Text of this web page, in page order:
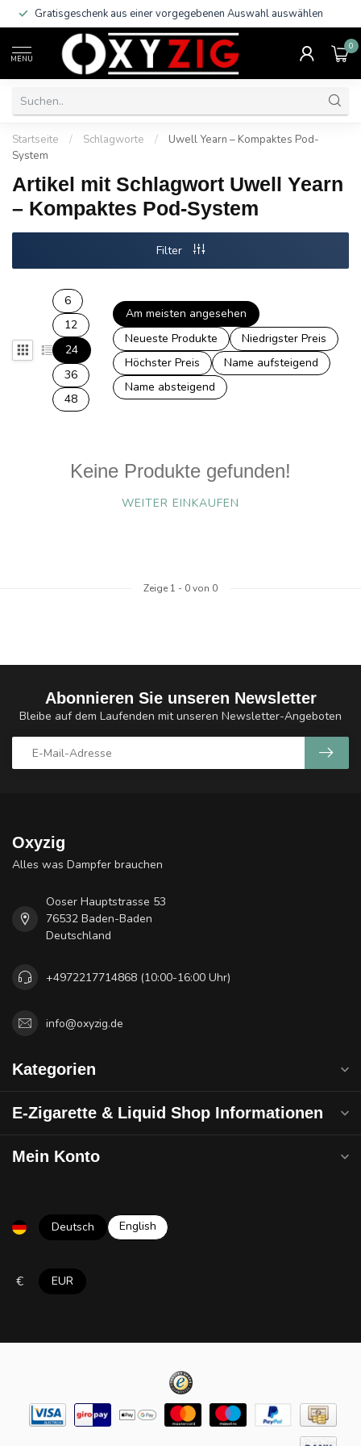
Gratisgeschenk aus einer vorgegebenen Auswahl auswählen
MENU
0
Startseite / Schlagworte /
Uwell Yearn – Kompaktes Pod-
System
Artikel mit Schlagwort Uwell Yearn
– Kompaktes Pod-System
Filter
6
12
24
36
48
Am meisten angesehen
Neueste Produkte
Niedrigster Preis
Höchster Preis
Name aufsteigend
Name absteigend
Keine Produkte gefunden!
WEITER EINKAUFEN
Zeige 1 - 0von 0
Abonnieren Sie unseren Newsletter
Bleibe auf dem Laufenden mit unseren Newsletter-Angeboten
Oxyzig
Alles was Dampfer brauchen
Ooser Hauptstrasse 53
76532 Baden-Baden
Deutschland
+4972217714868 (10:00-16:00 Uhr)
info@oxyzig.de
Kategorien
E-Zigarette & Liquid Shop Informationen
Mein Konto
Deutsch English
€ EUR